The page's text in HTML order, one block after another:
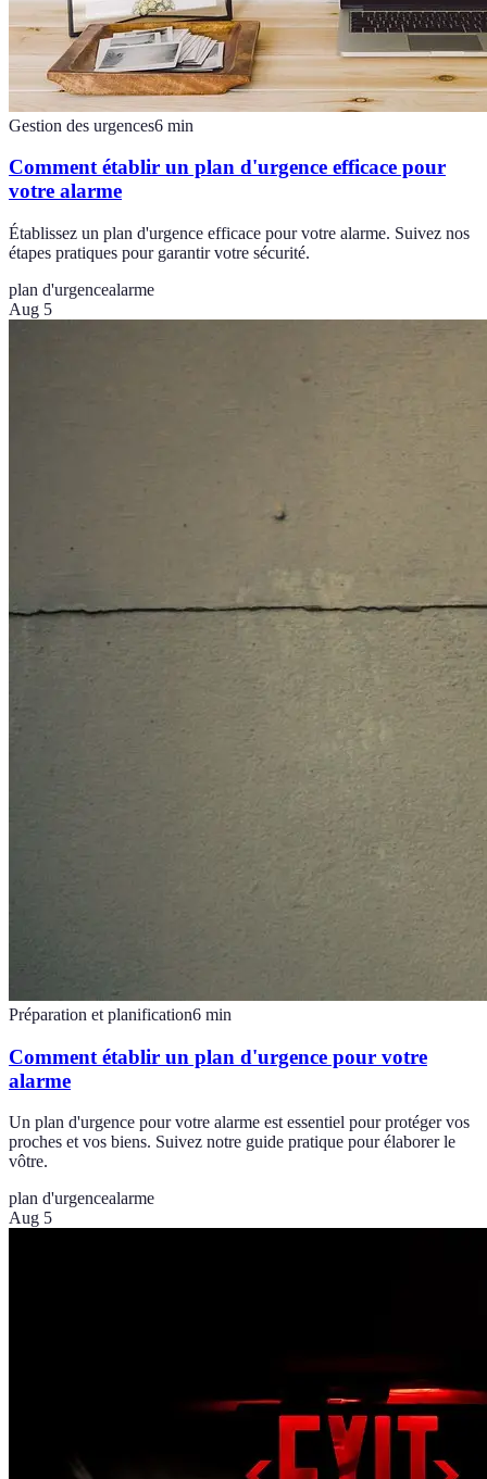
Gestion des urgences6 min
Comment établir un plan d'urgence efficace pour
votre alarme
Établissez un plan d'urgence efficace pour votre alarme. Suivez nos
étapes pratiques pour garantir votre sécurité.
plan d'urgencealarme
Aug 5
Préparation et planification6 min
Comment établir un plan d'urgence pour votre
alarme
Un plan d'urgence pour votre alarme est essentiel pour protéger vos
proches et vos biens. Suivez notre guide pratique pour élaborer le
vôtre.
plan d'urgencealarme
Aug 5